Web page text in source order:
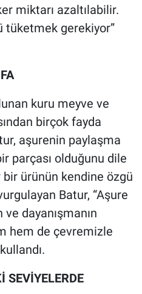
miktarı azaltılabilir.
tüketmek gerekiyor”
kuru meyve ve
birçok fayda
aşurenin paylaşma
parçası olduğunu dile
ürünün kendine özgü
Batur, “Aşure
dayanışmanın
hem de çevremizle
SEVİYELERDE